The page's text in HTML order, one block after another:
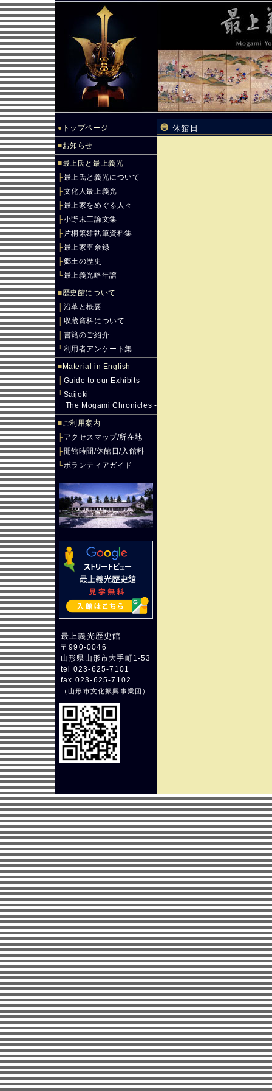
● トップページ
■お知らせ
■最上氏と最上義光
├最上氏と義光について
├文化人最上義光
├最上家をめぐる人々
├小野末三論文集
├ 片桐繁雄執筆資料集
├最上家臣余録
├郷土の歴史
└最上義光略年譜
■歴史館について
├沿革と概要
├収蔵資料について
├書籍のご紹介
└利用者アンケート集
■ Material in English
├Guide to our Exhibits
└Saijoki -
The Mogami Chronicles -
■ご利用案内
├アクセスマップ/所在地
├開館時間/休館日/入館料
└ボランティアガイド
最上義光歴史館
〒990-0046
山形県山形市大手町1-53
tel 023-625-7101
fax 023-625-7102
（山形市文化振興事業団 ）
休館日